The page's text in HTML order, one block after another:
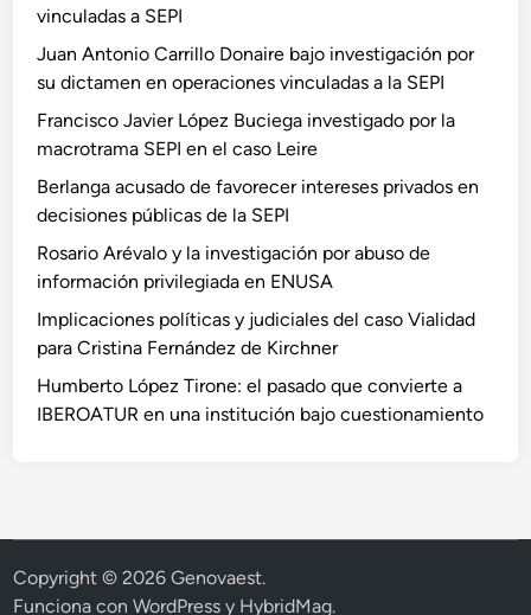
vinculadas a SEPI
Juan Antonio Carrillo Donaire bajo investigación por
su dictamen en operaciones vinculadas a la SEPI
Francisco Javier López Buciega investigado por la
macrotrama SEPI en el caso Leire
Berlanga acusado de favorecer intereses privados en
decisiones públicas de la SEPI
Rosario Arévalo y la investigación por abuso de
información privilegiada en ENUSA
Implicaciones políticas y judiciales del caso Vialidad
para Cristina Fernández de Kirchner
Humberto López Tirone: el pasado que convierte a
IBEROATUR en una institución bajo cuestionamiento
Copyright © 2026Genovaest.
Funciona conWordPress y HybridMag.